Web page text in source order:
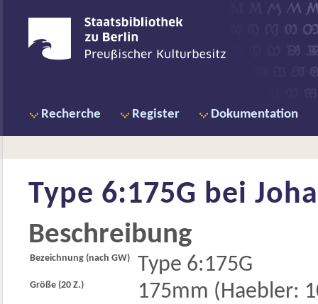
Recherche Register Dokumentation
Type 6:175G bei
Beschreibung
Bezeichnung (nach GW) Type 6:175G
Größe (20 Z.) 175mm (Haebler: